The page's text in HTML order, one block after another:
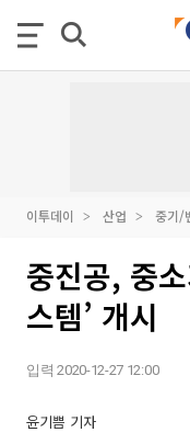
이투데이 산업 중기/
중진공, 중
스템’ 개시
입력 2020-12-27 12:00
윤기쁨 기자